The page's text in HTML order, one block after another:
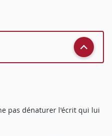
pas dénaturer l'écrit qui lui